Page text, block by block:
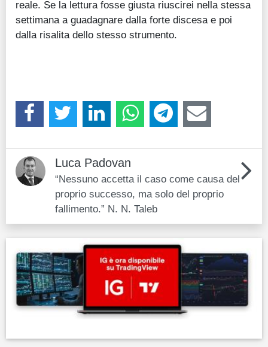
reale. Se la lettura fosse giusta riuscirei nella stessa
settimana a guadagnare dalla forte discesa e poi
dalla risalita dello stesso strumento.
Luca Padovan
“Nessuno accetta il caso come causa del
proprio successo, ma solo del proprio
fallimento.” N. N. Taleb